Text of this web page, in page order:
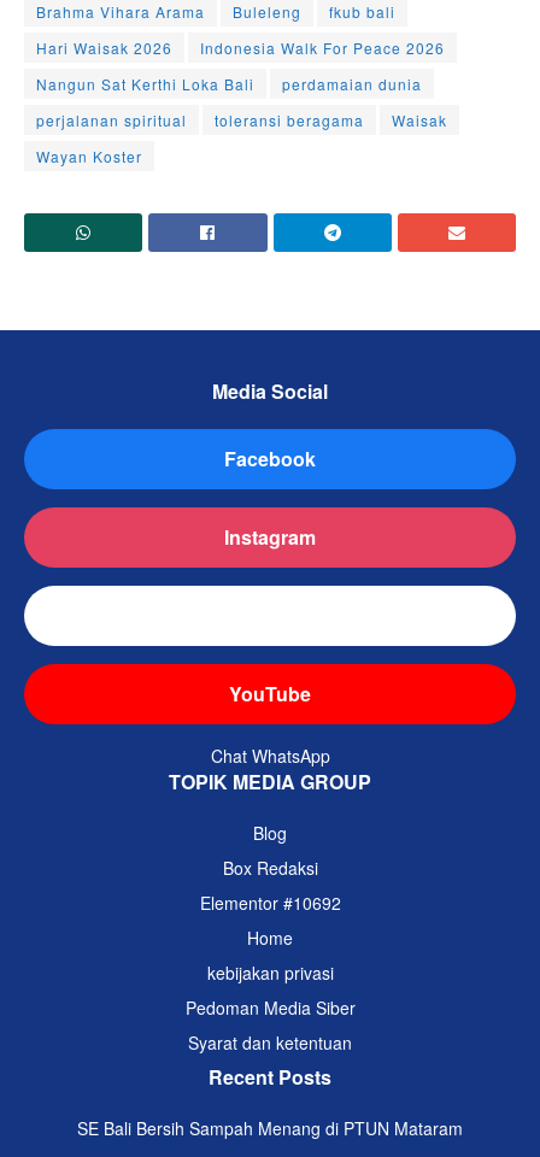
Brahma Vihara Arama
Buleleng
fkub bali
Hari Waisak 2026
Indonesia Walk For Peace 2026
Nangun Sat Kerthi Loka Bali
perdamaian dunia
perjalanan spiritual
toleransi beragama
Waisak
Wayan Koster
Media Social
Facebook
Instagram
YouTube
Chat WhatsApp
TOPIK MEDIA GROUP
Blog
Box Redaksi
Elementor #10692
Home
kebijakan privasi
Pedoman Media Siber
Syarat dan ketentuan
Recent Posts
SE Bali Bersih Sampah Menang di PTUN Mataram